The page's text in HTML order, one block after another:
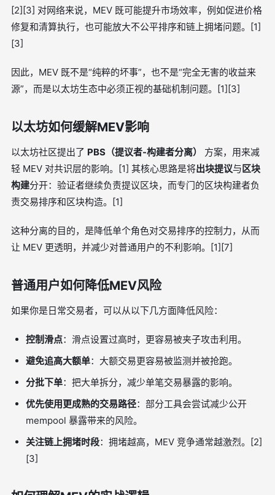
[2][3] 对网络来说，MEV 既可能提升市场效率，例如促进价格
修复和清算执行，也可能放大不公平排序和链上拥堵问题。[1]
[3]
因此，MEV 既不是“纯粹的坏事”，也不是“完全无害的收益来
源”，而是以太坊生态中必须正视的基础机制问题。[1][3]
以太坊如何缓解MEV影响
以太坊社区提出了 PBS（提议者-构建者分离）
方案，用来减
轻 MEV 对共识层的影响。[1] 其核心思路是将出块提议与区块
构建分开：验证者继续负责提议区块，而专门的区块构建者负
责交易排序和区块构造。[1]
这种分离的目的，是降低单个角色对交易排序的控制力，从而
让 MEV 更透明，并减少对普通用户的不利影响。[1][7]
普通用户如何降低MEV风险
如果你是日常交易者，可以从以下几方面降低风险：
控制滑点：滑点设置过高时，更容易被夹子攻击利用。
避免追高大额单：大额交易更容易被监测并被抢跑。
分批下单：把大单拆分，减少单笔交易暴露的影响。
优先使用更成熟的交易路径：部分工具会尝试减少公开
mempool 暴露带来的风险。
关注链上拥堵时段：拥堵越高，MEV 竞争通常越激烈。[2]
[3]